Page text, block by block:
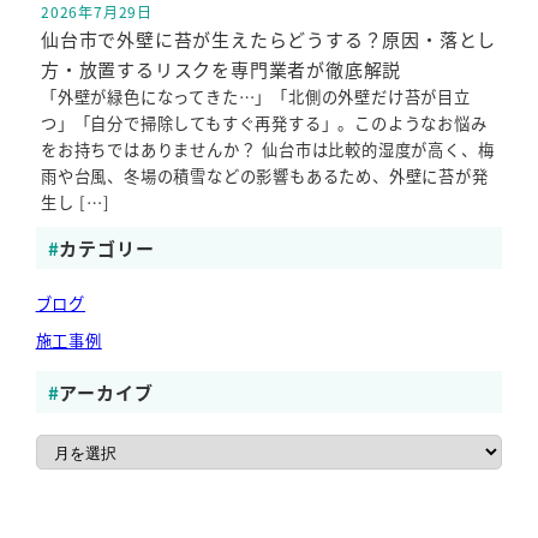
投稿日
2026年7月29日
仙台市で外壁に苔が生えたらどうする？原因・落とし
方・放置するリスクを専門業者が徹底解説
「外壁が緑色になってきた…」「北側の外壁だけ苔が目立
つ」「自分で掃除してもすぐ再発する」。このようなお悩み
をお持ちではありませんか？ 仙台市は比較的湿度が高く、梅
雨や台風、冬場の積雪などの影響もあるため、外壁に苔が発
生し […]
カテゴリー
ブログ
施工事例
アーカイブ
ア
ー